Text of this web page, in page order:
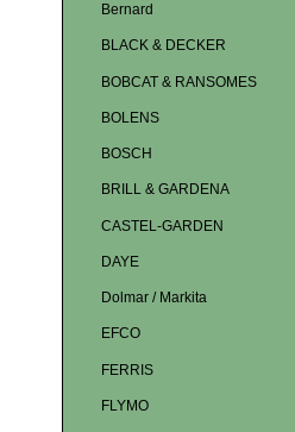
Bernard
BLACK & DECKER
BOBCAT & RANSOMES
BOLENS
BOSCH
BRILL & GARDENA
CASTEL-GARDEN
DAYE
Dolmar / Markita
EFCO
FERRIS
FLYMO